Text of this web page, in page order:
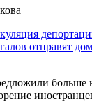
отправят
больше